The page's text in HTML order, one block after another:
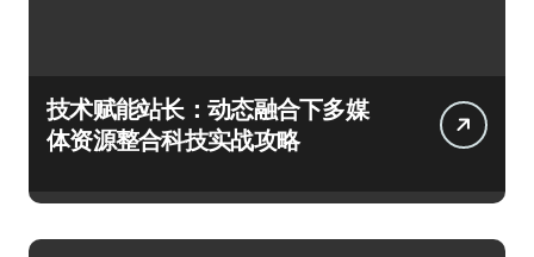
技术赋能站长：动态融合下多媒
体资源整合科技实战攻略